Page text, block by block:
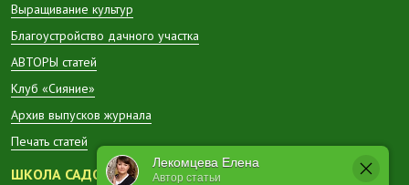
Лекомцева Елена
Автор статьи
Выращивание культур
Благоустройство дачного участка
АВТОРЫ статей
Клуб «Сияние»
Архив выпусков журнала
Печать статей
ШКОЛА САДОВОДА